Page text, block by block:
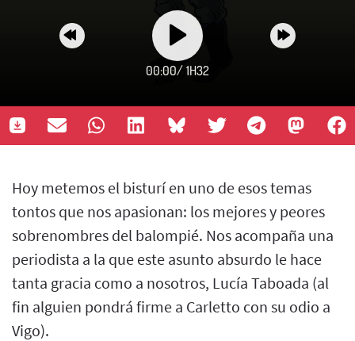
00:00/ 1H32
Hoy metemos el bisturí en uno de esos temas
tontos que nos apasionan: los mejores y peores
sobrenombres del balompié. Nos acompaña una
periodista a la que este asunto absurdo le hace
tanta gracia como a nosotros, Lucía Taboada (al
fin alguien pondrá firme a Carletto con su odio a
Vigo).